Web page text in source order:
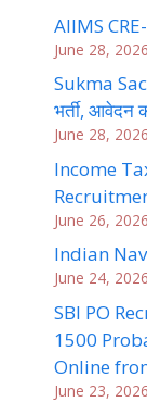
AIIMS
June 28, 2026
Sukma
भर्ती, आवेदन
June 28, 2026
Income
June 26, 2026
Indian
June 24, 2026
SBI PO
1500
Online
June 23, 2026